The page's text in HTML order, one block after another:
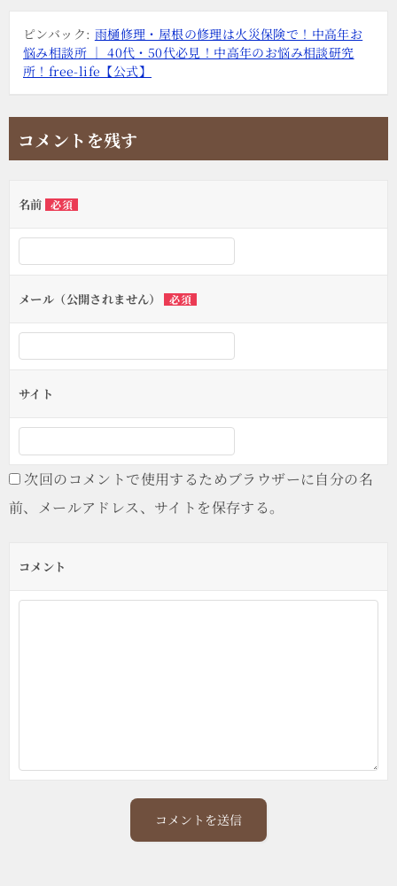
ョ
ン
ピンバック: 雨樋修理・屋根の修理は火災保険で！中高年お
悩み相談所 ｜ 40代・50代必見！中高年のお悩み相談研究
所！free-life【公式】
コメントを残す
名前 必須
メール（公開されません） 必須
サイト
次回のコメントで使用するためブラウザーに自分の名
前、メールアドレス、サイトを保存する。
コメント